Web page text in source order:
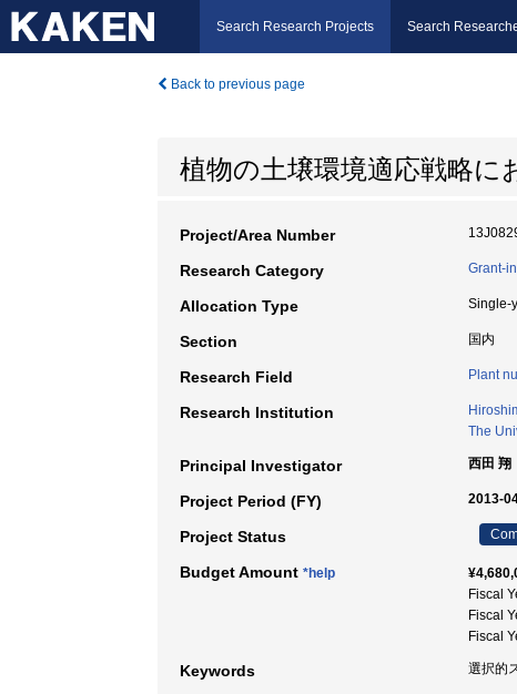
Search Research Projects Search
Back to previous page
植物の土壌環境適応戦略
Project/Area Number
Research Category Grant-
Allocation Type Single-
Section 国内
Research Field Plant
Research Institution
The
Principal Investigator 西田 翔
Project Period (FY) 2013-
Project Status
Budget Amount *help
Fiscal
Fiscal
Fiscal
Keywords 選択的